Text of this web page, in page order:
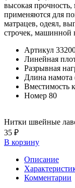
высокая
применяются для
матрацев, одеял,
строчек,
Артикул
Линейная
Разрывная
Длина намота
Вместимость
Номер 80
Нитки швейные
35 ₽
В корзину
Описание
Комментарии